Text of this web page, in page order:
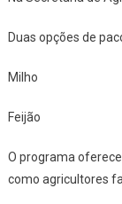
Duas opções de
Milho
Feijão
O programa
como agricultores